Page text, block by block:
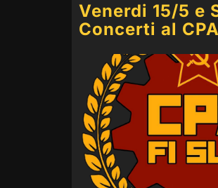
Venerdi 15/5 e
Concerti al CPA